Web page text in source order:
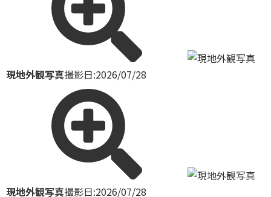
現地外観写真撮影日:2026/07/28
現地外観写真撮影日:2026/07/28